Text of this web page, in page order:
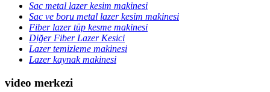
Sac metal lazer kesim makinesi
Sac ve boru metal lazer kesim makinesi
Fiber lazer tüp kesme makinesi
Diğer Fiber Lazer Kesici
Lazer temizleme makinesi
Lazer kaynak makinesi
video merkezi